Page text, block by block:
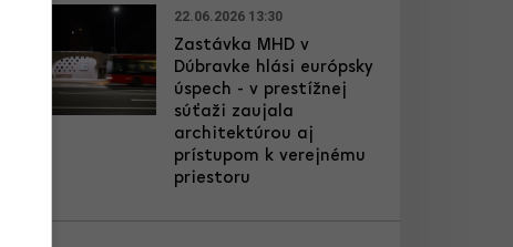
22.06.2026 13:30
Zastávka MHD v
Dúbravke hlási európsky
úspech - v prestížnej
súťaži zaujala
architektúrou aj
prístupom k verejnému
priestoru